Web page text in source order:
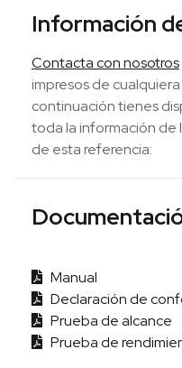
Información
Contacta con nosotros
impresos de
continuación tienes
toda la información de
de esta referencia:
Manual
Declaración de
Prueba de alcance
Prueba de